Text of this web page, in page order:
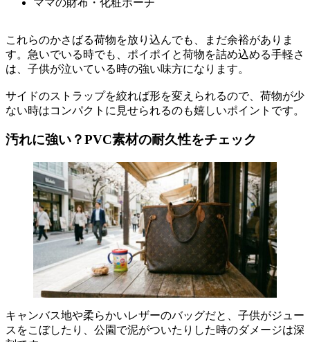
これらのかさばる荷物を放り込んでも、まだ余裕がありま
す。急いでいる時でも、ポイポイと荷物を詰め込める手軽さ
は、子供が泣いている時の強い味方になります。
サイドのストラップを絞れば形を変えられるので、荷物が少
ない時はコンパクトに見せられるのも嬉しいポイントです。
汚れに強い？PVC素材の耐久性をチェック
キャンバス地や柔らかいレザーのバッグだと、子供がジュー
スをこぼしたり、公園で泥がついたりした時のダメージは深